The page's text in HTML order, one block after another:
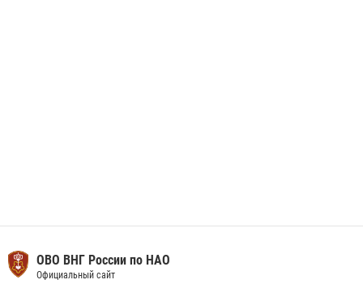
ОВО ВНГ России по НАО
Официальный сайт